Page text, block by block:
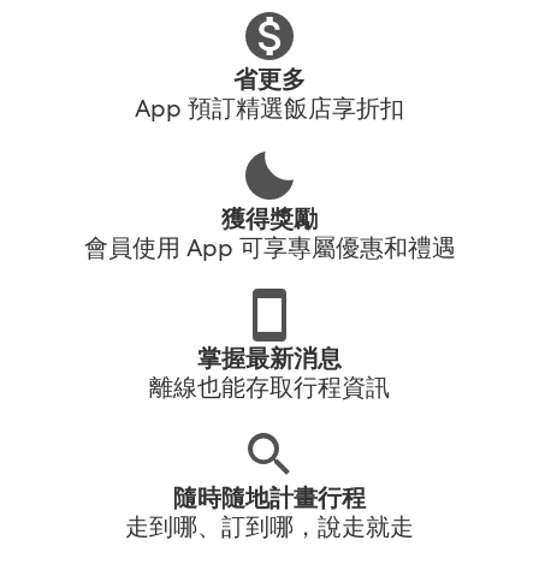
省更多
App 預訂精選飯店享折扣
獲得獎勵
會員使用 App 可享專屬優惠和禮遇
掌握最新消息
離線也能存取行程資訊
隨時隨地計畫行程
走到哪、訂到哪，說走就走